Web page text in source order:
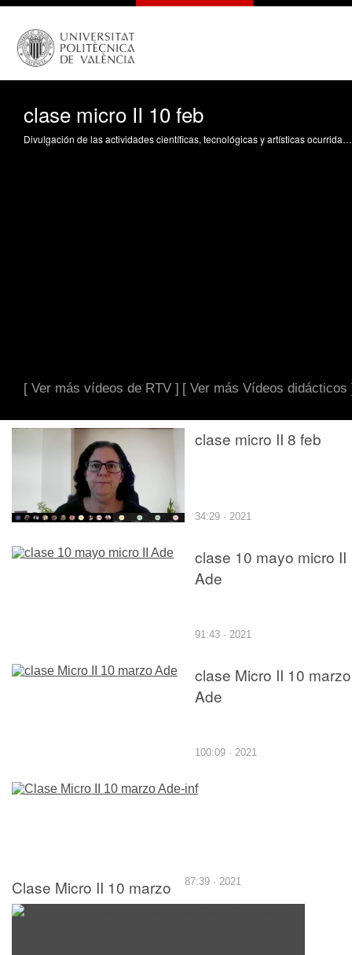
clase micro II 10 feb
Divulgación de las actividades científicas, tecnológicas y artísticas ocurridas en los tres campus de la UPV
[ Ver más vídeos de RTV ] [ Ver más Vídeos didácticos
clase micro II 8 feb
34:29 · 2021
clase 10 mayo micro II
Ade
91:43 · 2021
clase Micro II 10 marzo
Ade
100:09 · 2021
Clase Micro II 10 marzo
Ade-inf
87:39 · 2021